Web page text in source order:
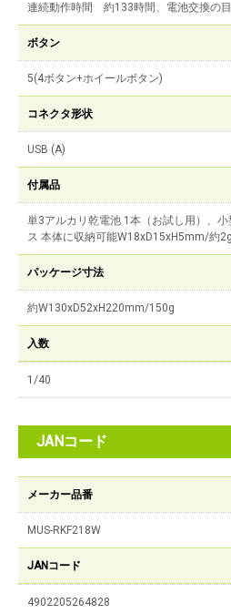
連続動作時間 約133時間、電池交換の
ボタン
5(4ボタン+ホイールボタン)
コネクタ形状
USB (A)
付属品
単3アルカリ乾電池 1本（お試し用）、
ス 本体に収納可能W18xD15xH5mm/約
パッケージ寸法
約W130xD52xH220mm/150g
入数
1/40
JANコード
メーカー品番
MUS-RKF218W
JANコード
4902205264828